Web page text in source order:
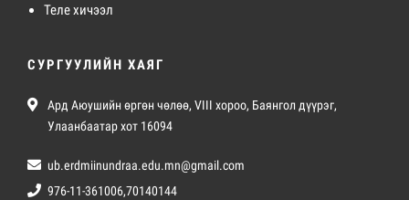
Теле хичээл
СУРГУУЛИЙН ХАЯГ
Ард Аюушийн өргөн чөлөө, VIII хороо, Баянгол дүүрэг,
Улаанбаатар хот 16094
ub.erdmiinundraa.edu.mn@gmail.com
976-11-361006,70140144